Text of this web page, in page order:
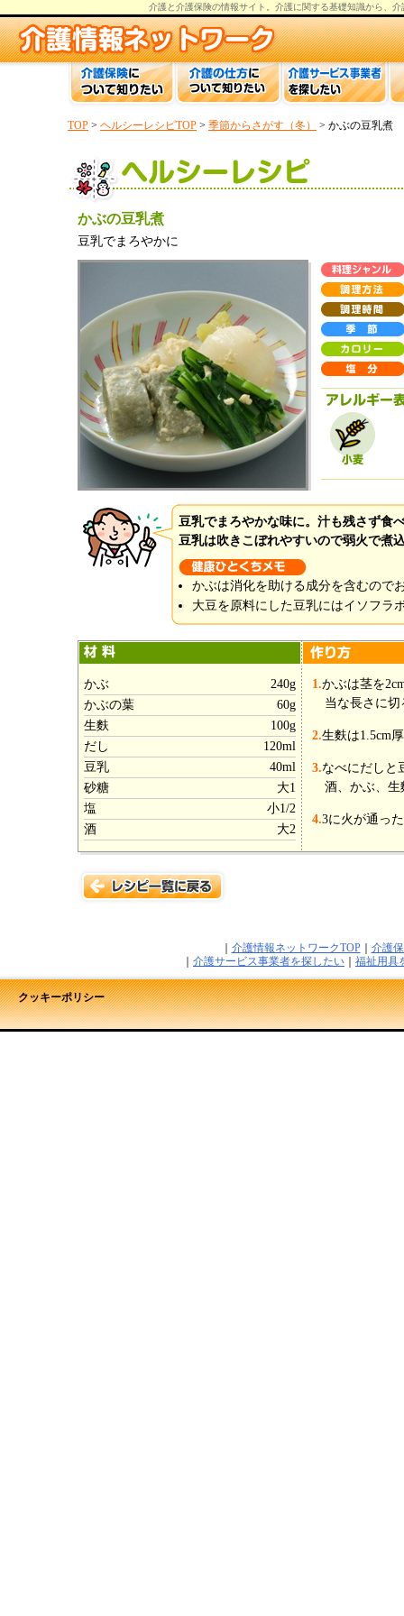
介護と介護保険の情報サイト。 介護に関する基礎知識から、 介
TOP > ヘルシーレシピTOP > 季節からさがす（冬） > かぶの豆乳煮
かぶの豆乳煮
豆乳でまろやかに
豆乳でまろやかな味に。汁も残さず食
豆乳は吹きこぼれやすいので弱火で煮
かぶは消化を助ける成分を含むので
大豆を原料にした豆乳にはイソフラ
かぶ
240g
かぶの葉
60g
生麩
100g
だし
120ml
豆乳
40ml
砂糖
大1
塩
小1/2
酒
大2
1.かぶは茎を
当な長さに切
2.生麩は1.5cm
3.なべにだしと
酒、かぶ、
4.3に火が通っ
介護情報ネットワークTOP｜ 介護
介護サービス事業者を探したい 福祉用具
クッキーポリシー